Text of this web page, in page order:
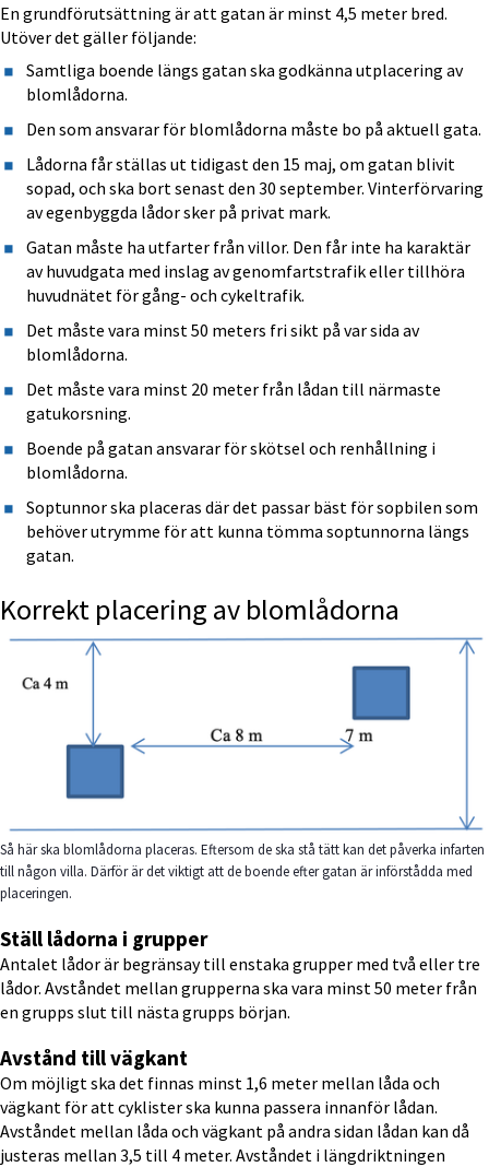
En grundförutsättning är att gatan är minst 4,5 meter bred.
Utöver det gäller följande:
Samtliga boende längs gatan ska godkänna utplacering av
blomlådorna.
Den som ansvarar för blomlådorna måste bo på aktuell gata.
Lådorna får ställas ut tidigast den 15 maj, om gatan blivit
sopad, och ska bort senast den 30 september. Vinterförvaring
av egenbyggda lådor sker på privat mark.
Gatan måste ha utfarter från villor. Den får inte ha karaktär
av huvudgata med inslag av genomfartstrafik eller tillhöra
huvudnätet för gång- och cykeltrafik.
Det måste vara minst 50 meters fri sikt på var sida av
blomlådorna.
Det måste vara minst 20 meter från lådan till närmaste
gatukorsning.
Boende på gatan ansvarar för skötsel och renhållning i
blomlådorna.
Soptunnor ska placeras där det passar bäst för sopbilen som
behöver utrymme för att kunna tömma soptunnorna längs
gatan.
Korrekt placering av blomlådorna
Så här ska blomlådorna placeras. Eftersom de ska stå tätt kan det påverka infarten
till någon villa. Därför är det viktigt att de boende efter gatan är införstådda med
placeringen.
Ställ lådorna i grupper
Antalet lådor är begränsay till enstaka grupper med två eller tre
lådor. Avståndet mellan grupperna ska vara minst 50 meter från
en grupps slut till nästa grupps början.
Avstånd till vägkant
Om möjligt ska det finnas minst 1,6 meter mellan låda och
vägkant för att cyklister ska kunna passera innanför lådan.
Avståndet mellan låda och vägkant på andra sidan lådan kan då
justeras mellan 3,5 till 4 meter. Avståndet i längdriktningen